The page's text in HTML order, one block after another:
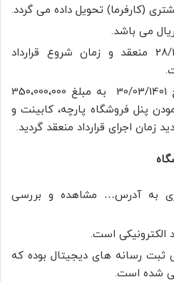
(کارفرما) تحویل داده می گردد.
ریال می باشد.
قرارداد در تاریخ 28/11/1401 منعقد و زمان شروع قرارداد
ضمیمه1 قرارداد در تاریخ 30/03/1401 به مبلغ 350،000،000
پنل فروشگاه پارچه، کابینت و
زمان اجرای قرارداد منعقد گردید.
به آدرس… مشاهده و بررسی
الکترونیکی است.
ثبت رسانه های دیجیتال بوده که
شده است.